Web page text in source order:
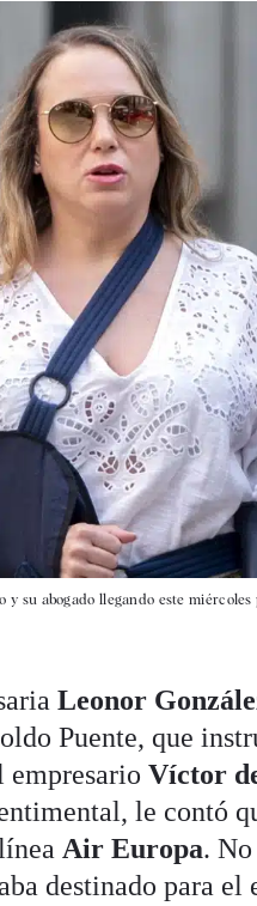
y su abogado llegando este
Leonor
Puente, que
empresarioVíctor
le contó
Air Europa. No
destinado para